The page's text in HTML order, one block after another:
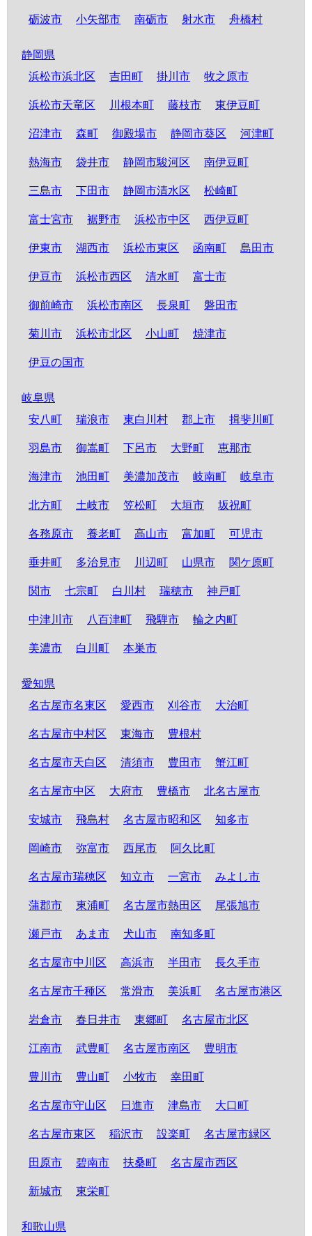
砺波市 小矢部市 南砺市 射水市 舟橋村
静岡県
浜松市浜北区
吉田町 掛川市 牧之原市
浜松市天竜区 川根本町 藤枝市 東伊豆町
沼津市 森町 御殿場市 静岡市葵区 河津町
熱海市 袋井市 静岡市駿河区 南伊豆町
三島市 下田市 静岡市清水区 松崎町
富士宮市 裾野市 浜松市中区 西伊豆町
伊東市 湖西市 浜松市東区 函南町 島田市
伊豆市 浜松市西区 清水町 富士市
御前崎市 浜松市南区 長泉町 磐田市
菊川市 浜松市北区 小山町 焼津市
伊豆の国市
岐阜県
安八町
瑞浪市 東白川村 郡上市 揖斐川町
羽島市 御嵩町 下呂市 大野町 恵那市
海津市 池田町 美濃加茂市 岐南町 岐阜市
北方町 土岐市 笠松町 大垣市 坂祝町
各務原市 養老町 高山市 富加町 可児市
垂井町 多治見市 川辺町 山県市 関ケ原町
関市 七宗町 白川村 瑞穂市 神戸町
中津川市 八百津町 飛騨市 輪之内町
美濃市 白川町 本巣市
愛知県
名古屋市名東区
愛西市 刈谷市 大治町
名古屋市中村区 東海市 豊根村
名古屋市天白区 清須市 豊田市 蟹江町
名古屋市中区 大府市 豊橋市 北名古屋市
安城市 飛島村 名古屋市昭和区 知多市
岡崎市 弥富市 西尾市 阿久比町
名古屋市瑞穂区 知立市 一宮市 みよし市
蒲郡市 東浦町 名古屋市熱田区 尾張旭市
瀬戸市 あま市 犬山市 南知多町
名古屋市中川区 高浜市 半田市 長久手市
名古屋市千種区 常滑市 美浜町 名古屋市港区
岩倉市 春日井市 東郷町 名古屋市北区
江南市 武豊町 名古屋市南区 豊明市
豊川市 豊山町 小牧市 幸田町
名古屋市守山区 日進市 津島市 大口町
名古屋市東区 稲沢市 設楽町 名古屋市緑区
田原市 碧南市 扶桑町 名古屋市西区
新城市 東栄町
和歌山県